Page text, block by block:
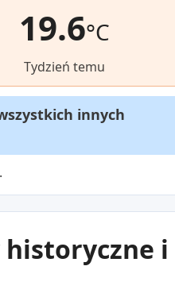
19.6°C
Tydzień temu
innych
historyczne i